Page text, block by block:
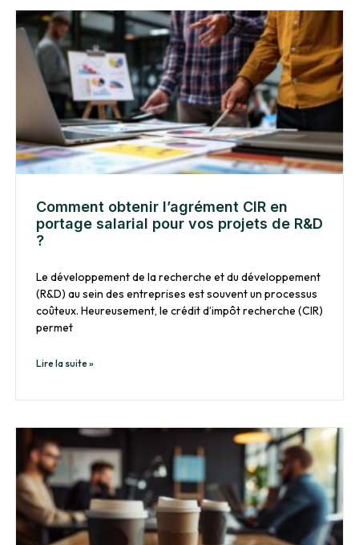
Comment obtenir l’agrément CIR en
portage salarial pour vos projets de R&D
?
Le développement de la recherche et du développement
(R&D) au sein des entreprises est souvent un processus
coûteux. Heureusement, le crédit d’impôt recherche (CIR)
permet
Lire la suite »